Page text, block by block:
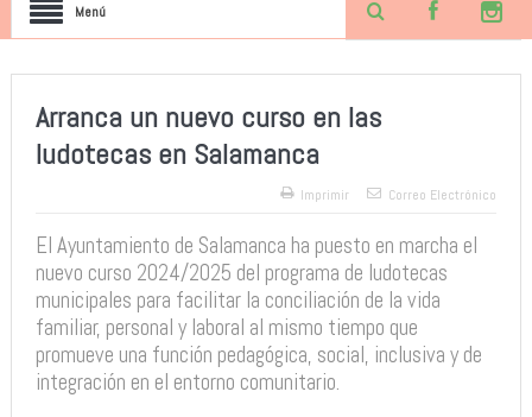
Menú
Arranca un nuevo curso en las
ludotecas en Salamanca
Imprimir Correo Electrónico
El Ayuntamiento de Salamanca ha puesto en marcha el
nuevo curso 2024/2025 del programa de ludotecas
municipales para facilitar la conciliación de la vida
familiar, personal y laboral al mismo tiempo que
promueve una función pedagógica, social, inclusiva y de
integración en el entorno comunitario.